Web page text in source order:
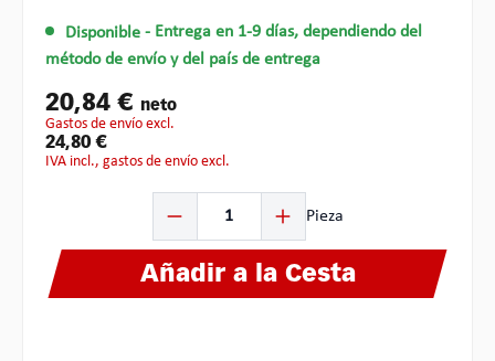
Disponible - Entrega en 1-9 días, dependiendo del
método de envío y del país de entrega
20,84 € neto
gastos de envío excl.
24,80 €
IVA incl., gastos de envío excl.
Pieza
Añadir a la Cesta